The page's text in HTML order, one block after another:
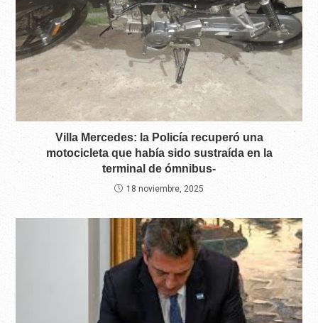
Villa Mercedes: la Policía recuperó una
motocicleta que había sido sustraída en la
terminal de ómnibus-
18 noviembre, 2025